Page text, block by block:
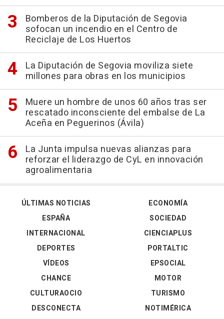
Bomberos de la Diputación de Segovia
sofocan un incendio en el Centro de
Reciclaje de Los Huertos
La Diputación de Segovia moviliza siete
millones para obras en los municipios
Muere un hombre de unos 60 años tras ser
rescatado inconsciente del embalse de La
Aceña en Peguerinos (Ávila)
La Junta impulsa nuevas alianzas para
reforzar el liderazgo de CyL en innovación
agroalimentaria
ÚLTIMAS NOTICIAS
ESPAÑA
INTERNACIONAL
DEPORTES
VÍDEOS
ECONOMÍA
SOCIEDAD
CIENCIAPLUS
PORTALTIC
EPSOCIAL
CHANCE
CULTURAOCIO
DESCONECTA
MOTOR
TURISMO
NOTIMÉRICA